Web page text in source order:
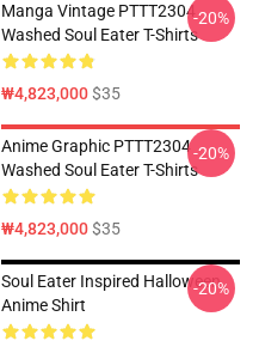
Manga Vintage PTTT2304
Washed Soul Eater T-Shirts
₩4,823,000$35
-20%
Anime Graphic PTTT2304
Washed Soul Eater T-Shirts
₩4,823,000$35
-20%
Soul Eater Inspired Halloween
Anime Shirt
-20%